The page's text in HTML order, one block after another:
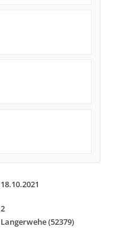
18.10.2021
2
Langerwehe (52379)